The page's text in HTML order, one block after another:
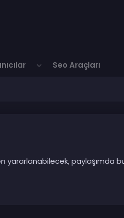
Seo Araçları
yararlanabilecek,